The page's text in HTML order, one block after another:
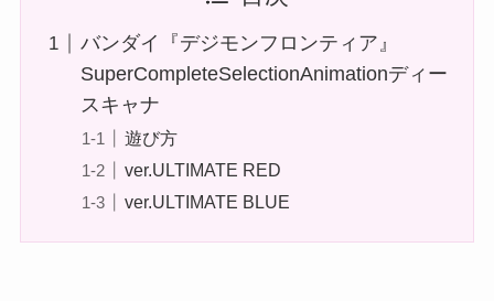
バンダイ『デジモンフロンティア』
SuperCompleteSelectionAnimationディー
スキャナ
遊び方
ver.ULTIMATE RED
ver.ULTIMATE BLUE